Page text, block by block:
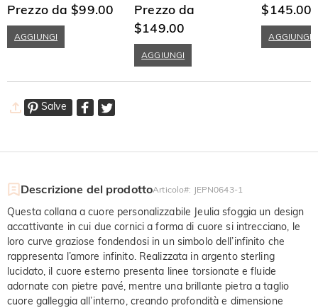
con Cuore Classico
Prezzo da $99.00
AGGIUNGI
Infinito con Incisione in
Argento Sterling
Prezzo da
$149.00
AGGIUNGI
d'amore
$145.00
AGGIUNGI
Salve
Descrizione del prodottoArticolo#: JEPN0643-1
Questa collana a cuore personalizzabile Jeulia sfoggia un design
accattivante in cui due cornici a forma di cuore si intrecciano, le
loro curve graziose fondendosi in un simbolo dell’infinito che
rappresenta l’amore infinito. Realizzata in argento sterling
lucidato, il cuore esterno presenta linee torsionate e fluide
adornate con pietre pavé, mentre una brillante pietra a taglio
cuore galleggia all’interno, creando profondità e dimensione